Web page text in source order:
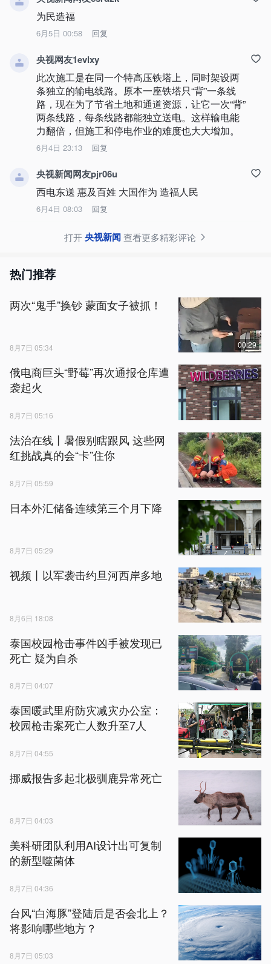
为民造福
6月5日 00:58 回复
央视网友1evlxy
此次施工是在同一个特高压铁塔上，同时架设两
条独立的输电线路。原本一座铁塔只“背”一条线
路，现在为了节省土地和通道资源，让它一次“背”
两条线路，每条线路都能独立送电。这样输电能
力翻倍，但施工和停电作业的难度也大大增加。
6月4日 23:13 回复
央视新闻网友pjr06u
西电东送 惠及百姓 大国作为 造福人民
6月4日 08:03 回复
打开央视新闻查看更多精彩评论
热门推荐
两次“鬼手”换钞 蒙面女子被抓！
8月7日 05:34 00:29
俄电商巨头“野莓”再次通报仓库遭
袭起火
8月7日 05:16
法治在线丨暑假别瞎跟风 这些网
红挑战真的会“卡”住你
8月7日 05:59
日本外汇储备连续第三个月下降
8月7日 05:29
视频丨以军袭击约旦河西岸多地
8月6日 18:08
泰国校园枪击事件凶手被发现已
死亡 疑为自杀
8月7日 04:07
泰国暖武里府防灾减灾办公室：
校园枪击案死亡人数升至7人
8月7日 04:55
挪威报告多起北极驯鹿异常死亡
8月7日 04:03
美科研团队利用AI设计出可复制
的新型噬菌体
8月7日 04:36
台风“白海豚”登陆后是否会北上？
将影响哪些地方？
8月7日 05:03